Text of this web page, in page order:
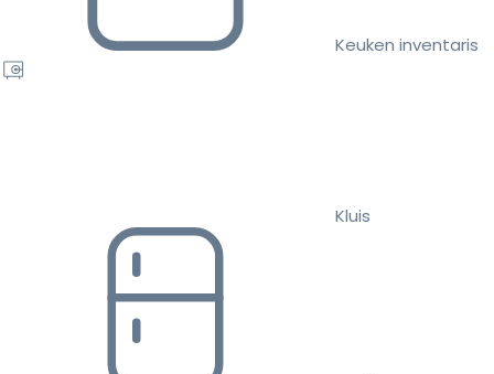
Keuken inventaris
Kluis